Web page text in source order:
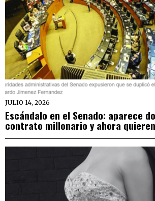
JULIO 14, 2026
Escándalo en el Senado: aparece
contrato millonario y ahora